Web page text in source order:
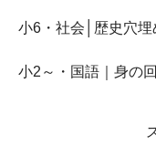
小6・社会│歴史穴
小2～・国語｜身の